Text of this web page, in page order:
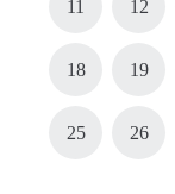
11 12
18 19
25 26